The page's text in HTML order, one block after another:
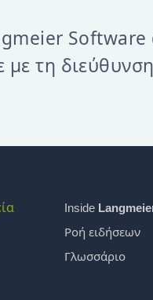
Software
με τη διεύθυνση
Inside
Ροή ειδήσεων
Γλωσσάριο